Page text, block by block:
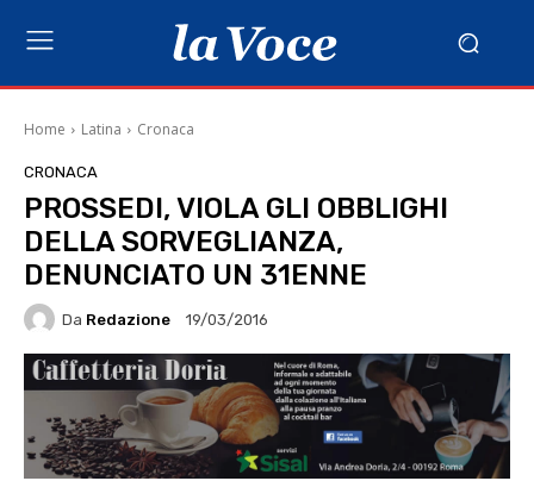
Home Latina Cronaca
CRONACA
PROSSEDI, VIOLA GLI OBBLIGHI
DELLA SORVEGLIANZA,
DENUNCIATO UN 31ENNE
Da Redazione 19/03/2016